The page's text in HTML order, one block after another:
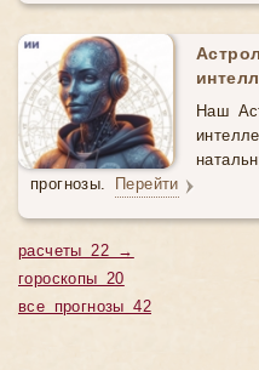
Наш
прогнозы. Перейти
расчеты 22 →
гороскопы 20
все прогнозы 42